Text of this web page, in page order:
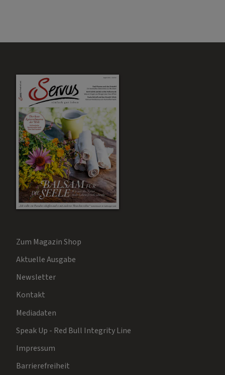
Zum Magazin Shop
Aktuelle Ausgabe
Newsletter
Kontakt
Mediadaten
Speak Up - Red Bull Integrity Line
Impressum
Barrierefreiheit